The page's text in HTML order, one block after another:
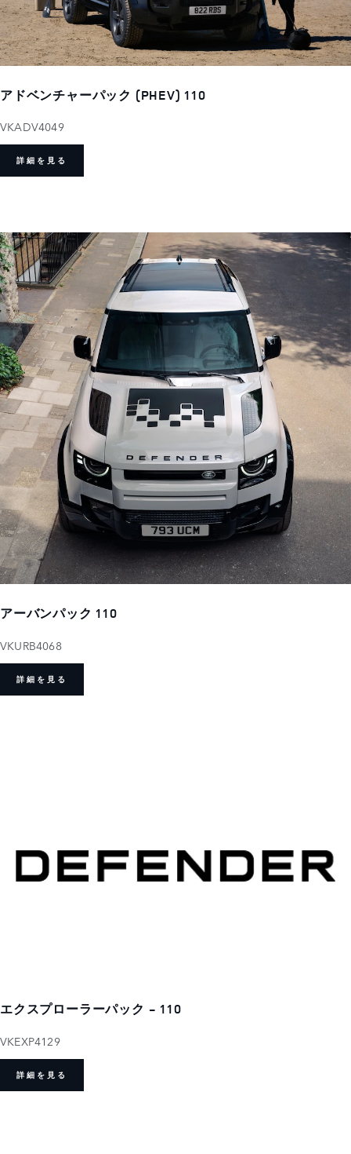
アドベンチャーパック (PHEV) 110
VKADV4049
詳細を見る
アーバンパック 110
VKURB4068
詳細を見る
エクスプローラーパック - 110
VKEXP4129
詳細を見る